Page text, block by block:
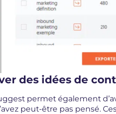
des idées de
permet également
peut-être pas pensé.